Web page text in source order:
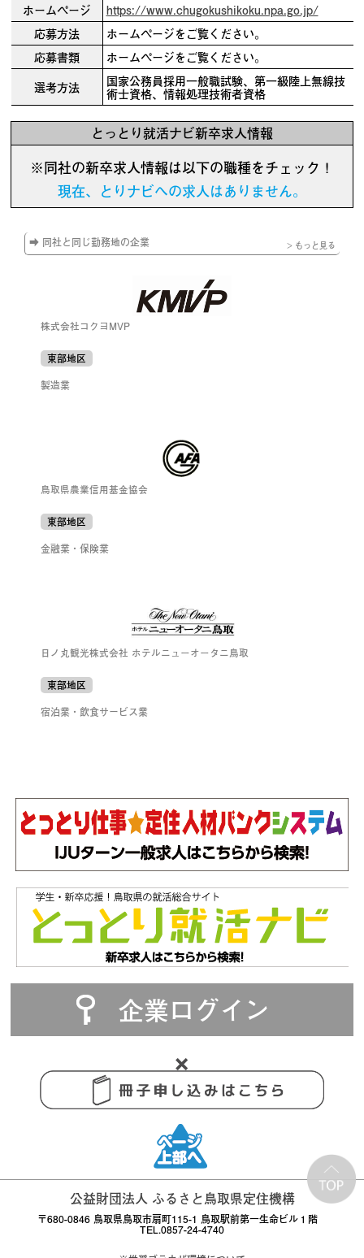
ホームページ
https://www.chugokushikoku.npa.go.jp/
応募方法
ホームページをご覧ください。
応募書類
ホームページをご覧ください。
選考方法
国家公務員採用一般職試験、第一級陸上無線技
術士資格、情報処理技術者資格
とっとり就活ナビ新卒求人情報
※同社の新卒求人情報は以下の職種をチェック！
現在、とりナビへの求人はありません。
➡ 同社と同じ勤務地の企業 > もっと見る
株式会社コクヨMVP
東部地区
製造業
鳥取県農業信用基金協会
東部地区
金融業・保険業
日ノ丸観光株式会社 ホテルニューオータニ鳥取
東部地区
宿泊業・飲食サービス業
企業ログイン
公益財団法人 ふるさと鳥取県定住機構
〒680-0846 鳥取県鳥取市扇町115-1 鳥取駅前第一生命ビル１階
TEL.0857-24-4740